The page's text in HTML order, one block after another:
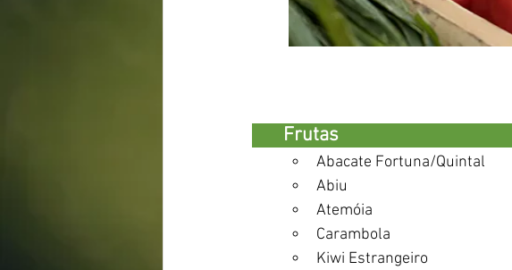
Abacate Fortuna/Quintal
Abiu
Atemóia
Carambola
Kiwi Estrangeiro